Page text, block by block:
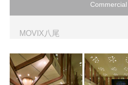
Commercial
MOVIX八尾